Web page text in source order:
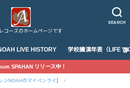
SEARCH
コーズのホームページです
LIVE HISTORY 学校講演年表（LIFE
SPAHAN リリース中！
NOAHのマイペンライ】